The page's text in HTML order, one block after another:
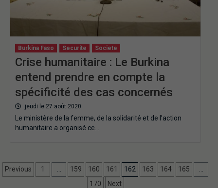
Burkina Faso Securite Societe
Crise humanitaire : Le Burkina
entend prendre en compte la
spécificité des cas concernés
jeudi le 27 août 2020
Le ministère de la femme, de la solidarité et de l’action
humanitaire a organisé ce…
Previous 1 159 160 161 162 163 164 165
170
Next